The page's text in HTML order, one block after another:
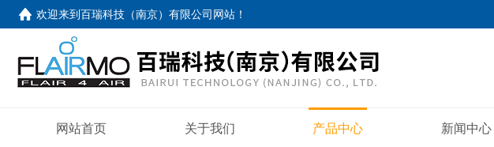
欢迎来到百瑞科技（南京）有限公司网站 ！
网站首页 关于我们 产品中心 新闻中心